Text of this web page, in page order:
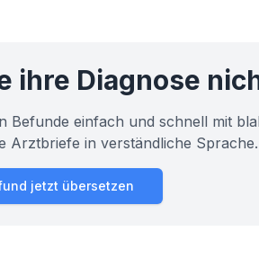
ihre Diagnose
Befunde einfach und schnell mit
Arztbriefe in verständliche Sprache.
jetzt übersetzen